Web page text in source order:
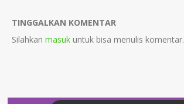
TINGGALKAN KOMENTAR
Silahkan masuk untuk bisa menulis komentar.